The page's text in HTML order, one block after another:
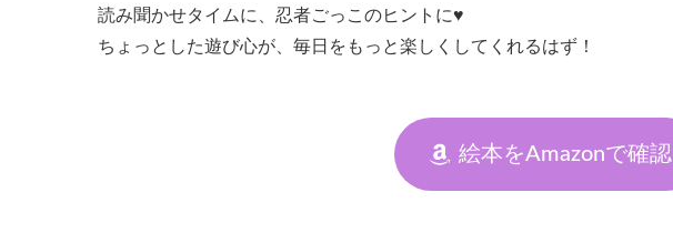
読み聞かせタイムに、忍者ごっこのヒントに♥
ちょっとした遊び心が、毎日をもっと楽しくしてくれるはず！
絵本をAmazonで確認